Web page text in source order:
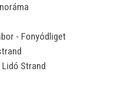
- Fonyódliget
Strand